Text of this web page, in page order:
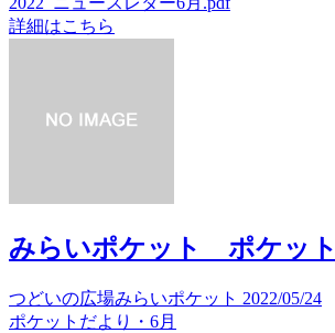
詳細はこちら
みらいポケット ポケット
つどいの広場みらいポケット 2022/05/24
ポケットだより・6月